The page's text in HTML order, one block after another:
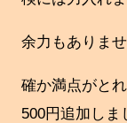
余力もありませ
確か満点がと
500円追加しま